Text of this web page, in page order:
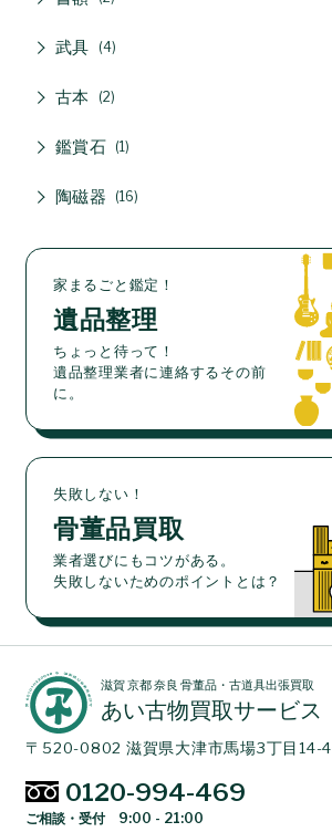
武具 4
古本 2
鑑賞石 1
陶磁器 16
家まるごと鑑定！
遺品整理
ちょっと待って！
遺品整理業者に連絡するその前
に。
失敗しない！
骨董品買取
業者選びにもコツがある。
失敗しないためのポイントとは？
滋賀 京都 奈良 骨董品・古道具出張買取
あい古物買取サービス
〒520-0802 滋賀県大津市馬場3丁目14-
0120-994-469
ご相談・受付 9:00 - 21:00